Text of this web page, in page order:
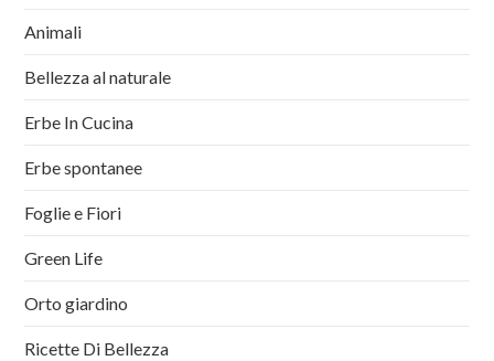
Animali
Bellezza al naturale
Erbe In Cucina
Erbe spontanee
Foglie e Fiori
Green Life
Orto giardino
Ricette Di Bellezza